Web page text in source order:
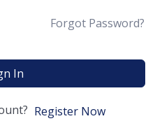
Forgot Password?
In
Register Now